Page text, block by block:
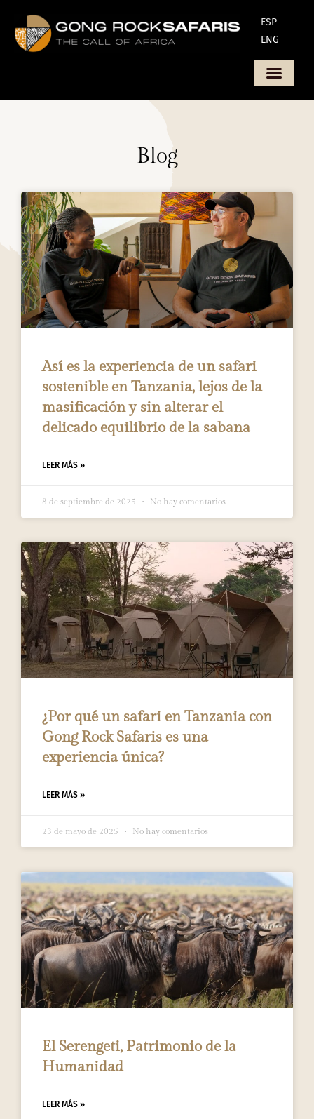
ESP
ENG
Blog
Así es la experiencia de un safari
sostenible en Tanzania, lejos de la
masificación y sin alterar el
delicado equilibrio de la sabana
LEER MÁS »
8 de septiembre de 2025 No hay comentarios
¿Por qué un safari en Tanzania con
Gong Rock Safaris es una
experiencia única?
LEER MÁS »
23 de mayo de 2025 No hay comentarios
El Serengeti, Patrimonio de la
Humanidad
LEER MÁS »